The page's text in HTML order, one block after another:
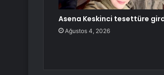
Asena Keskinci tesettüre
Ağustos 4, 2026